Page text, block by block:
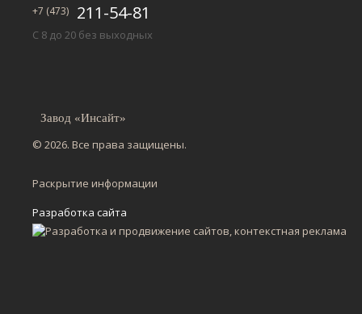
+7 (473) 211-54-81
С 8 до 20 без выходных
Завод «Инсайт»
© 2026. Все права защищены.
Раскрытие информации
Разработка сайта